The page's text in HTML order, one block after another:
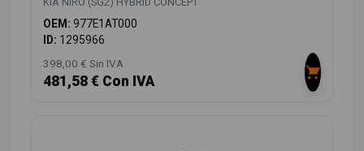
OEM: 977E1AT000
ID: 1295966
398,00 € Sin IVA
481,58 € Con IVA